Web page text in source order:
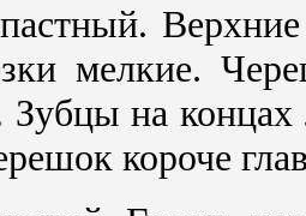
мелкие.
на концах
короче